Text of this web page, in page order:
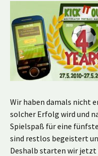
Wir haben damals nicht
solcher Erfolg wird und
Spielspaß für eine
sind restlos begeistert
Deshalb starten wir jetzt